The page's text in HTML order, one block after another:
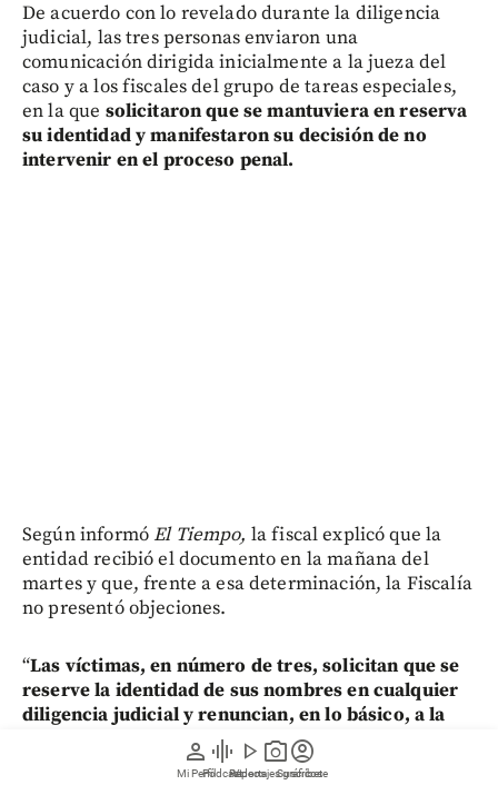
person
Mi Perfil
graphic_eq
Pódcast
play_arrow
Videos
photo_camera
Reportajes gráficos
account_circle
Suscríbete
De acuerdo con lo revelado durante la diligencia
judicial, las tres personas enviaron una
comunicación dirigida inicialmente a la jueza del
caso y a los fiscales del grupo de tareas especiales,
en la que solicitaron que se mantuviera en reserva
su identidad y manifestaron su decisión de no
intervenir en el proceso penal.
Según informóEl Tiempo, la fiscal explicó que la
entidad recibió el documento en la mañana del
martes y que, frente a esa determinación, la Fiscalía
no presentó objeciones.
“Las víctimas, en número de tres, solicitan que se
reserve la identidad de sus nombres en cualquier
diligencia judicial y renuncian, en lo básico, a la
representación que pudiera ejercer frente a sus
derechos en este proceso la Defensoría Pública